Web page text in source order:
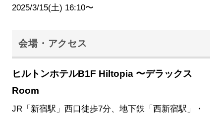
2025/3/15(土) 16:10〜
会場・アクセス
ヒルトンホテルB1F Hiltopia 〜デラックス
Room
JR「新宿駅」西口徒歩7分、地下鉄「西新宿駅」・